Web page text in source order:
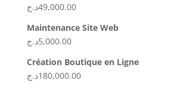
49,000.00د.ج
Maintenance Site Web
5,000.00د.ج
Création Boutique en Ligne
180,000.00د.ج